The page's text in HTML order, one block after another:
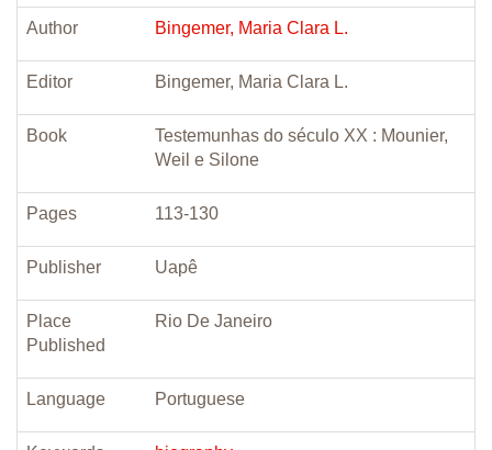
Author Bingemer, Maria Clara L.
Editor Bingemer, Maria Clara L.
Book
Testemunhas do século XX : Mounier,
Weil e Silone
Pages 113-130
Publisher Uapê
Place
Published
Rio De Janeiro
Language Portuguese